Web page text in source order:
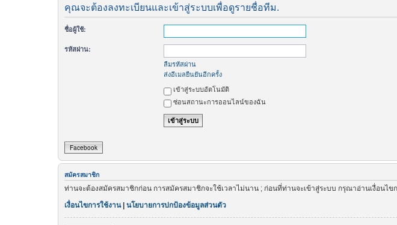
คุณจะต้องลงทะเบียนและเข้าสู่ระบบเพื่อดูรายชื่อทีม.
ชื่อผู้ใช้:
รหัสผ่าน:
ลืมรหัสผ่าน
ส่งอีเมลยืนยันอีกครั้ง
เข้าสู่ระบบอัตโนมัติ
ซ่อนสถานะการออนไลน์ของฉัน
Facebook
สมัครสมาชิก
ท่านจะต้องสมัครสมาชิกก่อน การสมัครสมาชิกจะใช้เวลาไม่นาน ; ก่อนที่ท่านจะเข้าสู่ระบบ กรุณาอ่านเงื่อน
เงื่อนไขการใช้งาน| นโยบายการปกป้องข้อมูลส่วนตัว